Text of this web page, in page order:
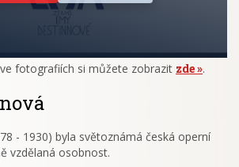
fotografiích si můžete zobrazit zde .
- 1930) byla světoznámá česká operní
vzdělaná osobnost.